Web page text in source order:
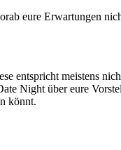
eure Erwartungen
entspricht meistens
Night über eure
könnt.